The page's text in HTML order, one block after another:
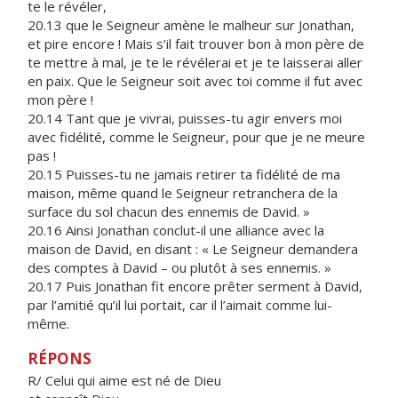
te le révéler,
20.13 que le Seigneur amène le malheur sur Jonathan,
et pire encore ! Mais s’il fait trouver bon à mon père de
te mettre à mal, je te le révélerai et je te laisserai aller
en paix. Que le Seigneur soit avec toi comme il fut avec
mon père !
20.14 Tant que je vivrai, puisses-tu agir envers moi
avec fidélité, comme le Seigneur, pour que je ne meure
pas !
20.15 Puisses-tu ne jamais retirer ta fidélité de ma
maison, même quand le Seigneur retranchera de la
surface du sol chacun des ennemis de David. »
20.16 Ainsi Jonathan conclut-il une alliance avec la
maison de David, en disant : « Le Seigneur demandera
des comptes à David – ou plutôt à ses ennemis. »
20.17 Puis Jonathan fit encore prêter serment à David,
par l’amitié qu’il lui portait, car il l’aimait comme lui-
même.
RÉPONS
R/ Celui qui aime est né de Dieu